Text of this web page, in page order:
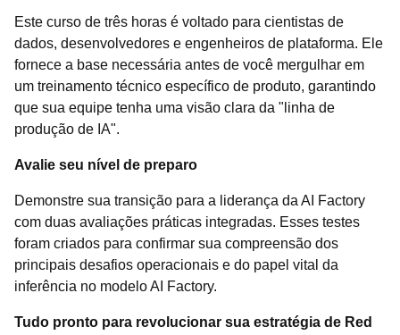
Este curso de três horas é voltado para cientistas de
dados, desenvolvedores e engenheiros de plataforma. Ele
fornece a base necessária antes de você mergulhar em
um treinamento técnico específico de produto, garantindo
que sua equipe tenha uma visão clara da "linha de
produção de IA".
Avalie seu nível de preparo
Demonstre sua transição para a liderança da AI Factory
com duas avaliações práticas integradas. Esses testes
foram criados para confirmar sua compreensão dos
principais desafios operacionais e do papel vital da
inferência no modelo AI Factory.
Tudo pronto para revolucionar sua estratégia de Red